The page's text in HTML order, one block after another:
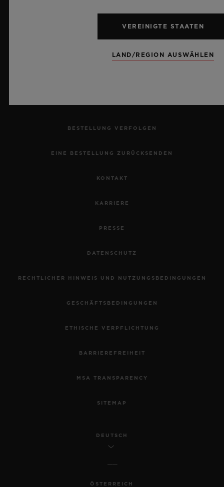
NEWSLETTER
BESTELLUNG VERFOLGEN
EINE BESTELLUNG ZURÜCKSENDEN
KONTAKT
KARRIERE
PRESSE
DATENSCHUTZ
RECHTLICHER HINWEIS UND NUTZUNGSBEDINGUNGEN
GESCHÄFTSBEDINGUNGEN
ETHISCHE VERPFLICHTUNG
BARRIEREFREIHEIT
MSA TRANSPARENCY
SITEMAP
DEUTSCH
ÖSTERREICH
VEREINIGTE STAATEN
LAND/REGION AUSWÄHLEN